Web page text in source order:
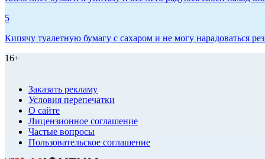
5
Кипячу туалетную бумагу с сахаром и не могу нарадоваться
16+
Заказать рекламу
Условия перепечатки
О сайте
Лицензионное соглашение
Частые вопросы
Пользовательское соглашение